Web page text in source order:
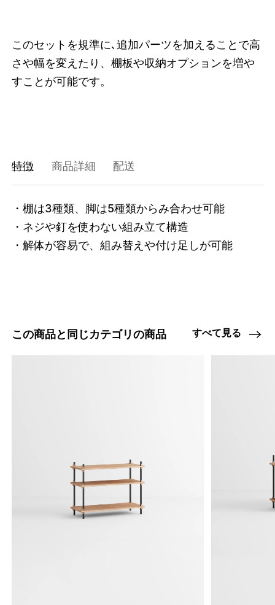
variant=4740887265303280245000 0
このセットを規準に､追加パーツを加えることで高
さや幅を変えたり、棚板や収納オプションを増や
すことが可能です。
特徴 商品詳細 配送
・棚は3種類、脚は5種類からみ合わせ可能
・ネジや釘を使わない組み立て構造
・解体が容易で、組み替えや付け足しが可能
この商品と同じカテゴリの商品 すべて見る